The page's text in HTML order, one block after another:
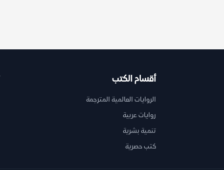
أقسام الكتب
الروايات العالمية المترجمة
روايات عربية
تنمية بشرية
كتب حصرية